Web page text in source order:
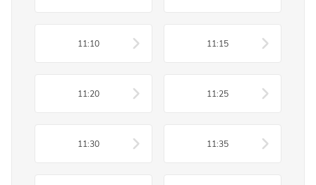
11:10 11:15
11:20 11:25
11:30 11:35